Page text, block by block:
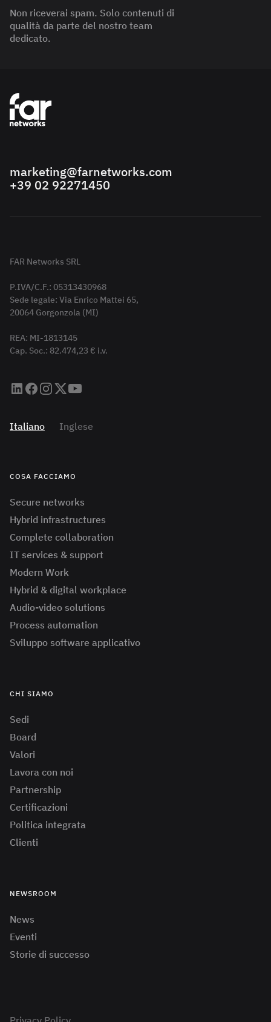
Non riceverai spam. Solo contenuti di
qualità da parte del nostro team
dedicato.
marketing@farnetworks.com
+39 02 92271450
FAR Networks SRL
P.IVA/C.F.: 05313430968
Sede legale: Via Enrico Mattei 65,
20064 Gorgonzola (MI)
REA: MI-1813145
Cap. Soc.: 82.474,23 € i.v.
Italiano Inglese
COSA FACCIAMO
Secure networks
Hybrid infrastructures
Complete collaboration
IT services & support
Modern Work
Hybrid & digital workplace
Audio-video solutions
Process automation
Sviluppo software applicativo
CHI SIAMO
Sedi
Board
Valori
Lavora con noi
Partnership
Certificazioni
Politica integrata
Clienti
NEWSROOM
News
Eventi
Storie di successo